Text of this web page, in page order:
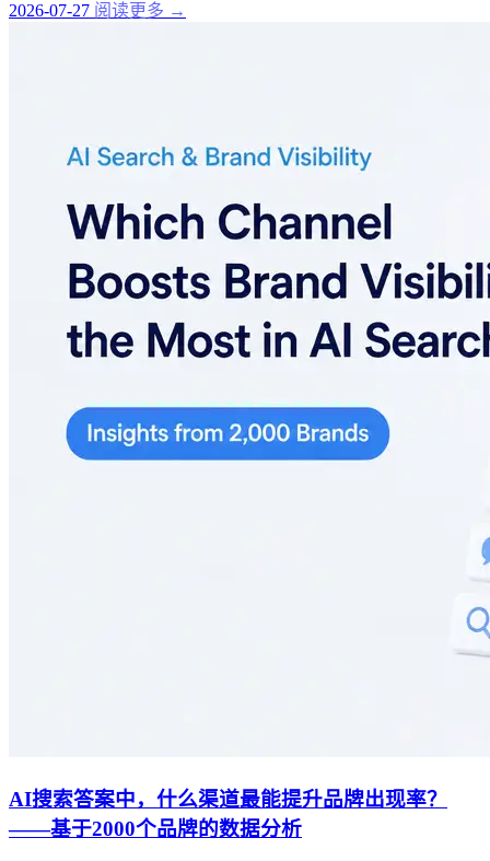
2026-07-27 阅读更多 →
AI搜索答案中，什么渠道最能提升品牌出现率？
——基于2000个品牌的数据分析